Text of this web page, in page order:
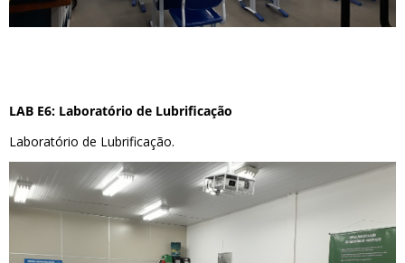
LAB E6: Laboratório de Lubrificação
Laboratório de Lubrificação.